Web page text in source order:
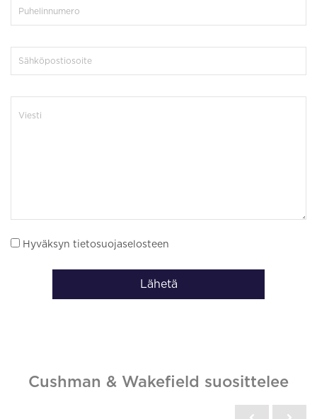
Hyväksyn tietosuojaselosteen
Lähetä
Cushman & Wakefield suosittelee